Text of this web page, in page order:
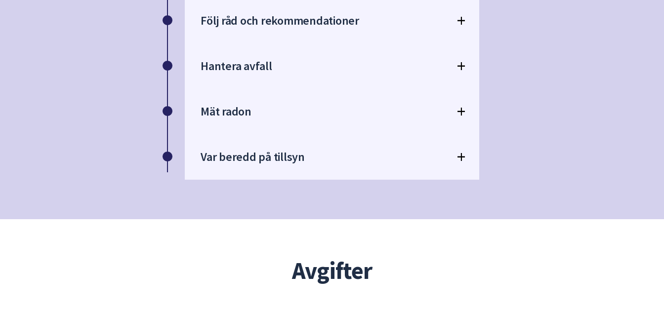
Följ råd och rekommendationer
Hantera avfall
Mät radon
Var beredd på tillsyn
Avgifter